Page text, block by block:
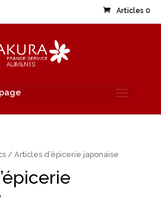
Articles 0
/ Articles d’épicerie japonaise